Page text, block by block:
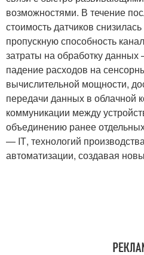
возможностями. В течение
стоимость датчиков
пропускную способность
затраты на обработку
падение расходов на
вычислительной мощности,
передачи данных в облачной
коммуникации между
объединению ранее
— IТ, технологий
автоматизации, создавая